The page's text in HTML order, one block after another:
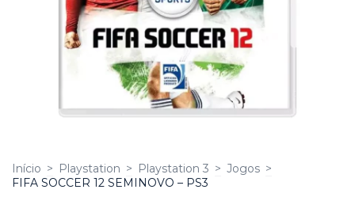
Início > Playstation > Playstation 3 > Jogos >
FIFA SOCCER 12 SEMINOVO – PS3